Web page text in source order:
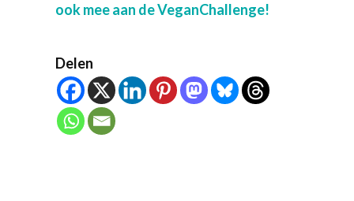
ook mee aan de VeganChallenge!
Delen